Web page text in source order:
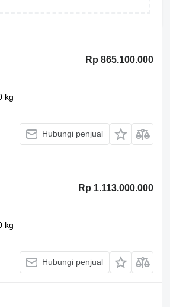
Rp 865.100.000
kg
Hubungi penjual
Rp 1.113.000.000
kg
Hubungi penjual